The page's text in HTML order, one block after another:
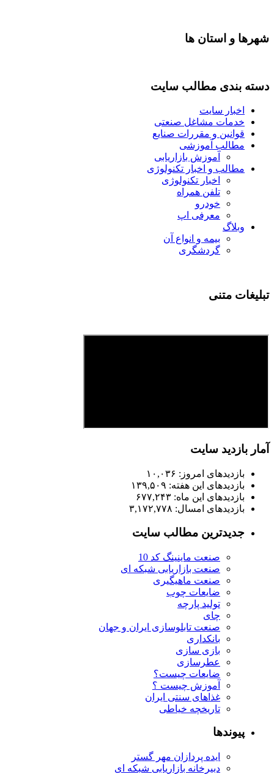
شهرها و استان ها
دسته بندی مطالب سایت
اخبار سایت
خدمات مشاغل صنعتی
قوانین و مقررات صنایع
مطالب آموزشی
آموزش بازاریابی
مطالب و اخبار تکنولوژی
اخبار تکنولوژی
تلفن همراه
خودرو
معرفی اپ
وبلاگ
بیمه و انواع آن
گردشگری
تبلیغات متنی
آمار بازدید سایت
بازدیدهای امروز: ۱۰,۰۳۶
بازدیدهای این هفته: ۱۳۹,۵۰۹
بازدیدهای این ماه: ۶۷۷,۲۴۳
بازدیدهای امسال: ۳,۱۷۲,۷۷۸
جدیدترین مطالب سایت
صنعت ماینینگ کد 10
صنعت بازاریابی شبکه ای
صنعت ماهیگیری
ضایعات چوب
تولید پارچه
چای
صنعت تابلوسازی ایران و جهان
بانکداری
بازی سازی
عطرسازی
ضایعات چیست؟
آموزش چیست ؟
غذاهای سنتی ایران
تاریخچه خیاطی
پیوندها
ایده پردازان مهر گستر
دبیرخانه بازاریابی شبکه ای